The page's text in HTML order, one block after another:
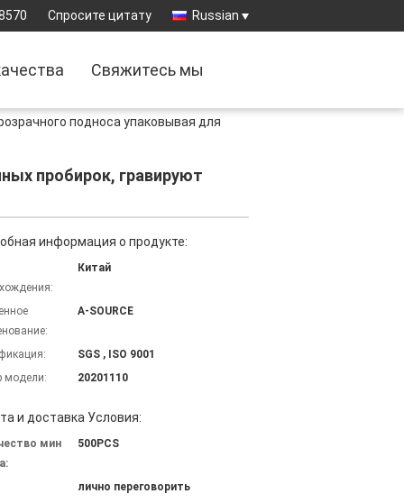
Спросите цитату Russian
Свяжитесь мы
подноса упаковывая для
пробирок, гравируют
информация о продукте:
Китай
A-SOURCE
SGS , ISO 9001
модели:
20201110
и доставка Условия:
мин
500PCS
лично переговорить